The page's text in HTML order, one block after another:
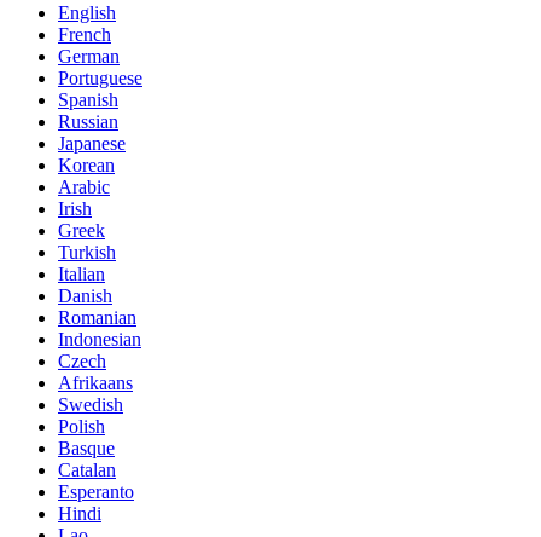
English
French
German
Portuguese
Spanish
Russian
Japanese
Korean
Arabic
Irish
Greek
Turkish
Italian
Danish
Romanian
Indonesian
Czech
Afrikaans
Swedish
Polish
Basque
Catalan
Esperanto
Hindi